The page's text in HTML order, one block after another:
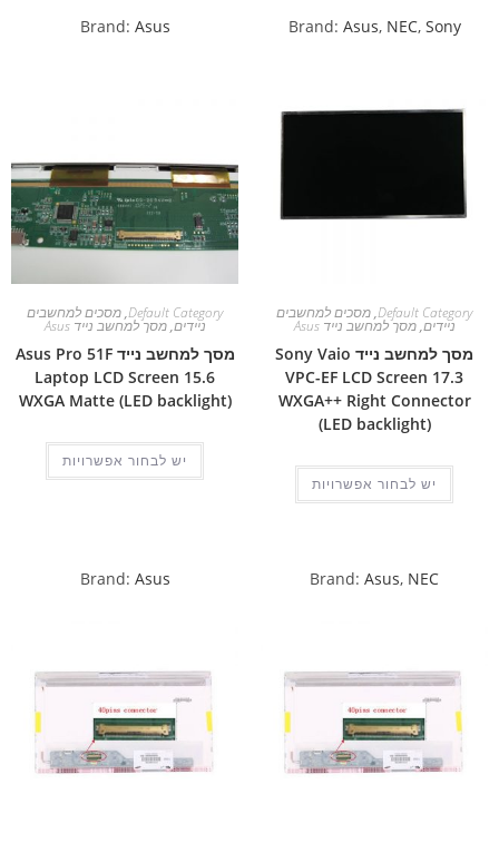
Brand: Asus, NEC, Sony
Default Category
,מסכים למחשבים
ניידים,מסך למחשב נייד Asus
מסך למחשב נייד Sony Vaio
VPC-EF LCD Screen 17.3
WXGA++ Right Connector
(LED backlight)
יש לבחור אפשרויות
Brand: Asus
Default Category
,מסכים למחשבים
ניידים,מסך למחשב נייד Asus
מסך למחשב נייד Asus Pro 51F
Laptop LCD Screen 15.6
WXGA Matte (LED backlight)
יש לבחור אפשרויות
Brand: Asus, NEC
Brand: Asus